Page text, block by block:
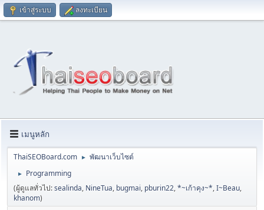
เข้าสู่ระบบ ลงทะเบียน
เมนูหลัก
ThaiSEOBoard.com ► พัฒนาเว็บไซต์
►
Programming
(ผู้ดูแลทั่วไป:sealinda, NineTua, bugmai, pburin22,*~เก้าคุง~*,I~Beau,
khanom)